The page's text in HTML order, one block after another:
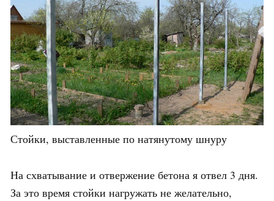
Стойки, выставленные по натянутому шнуру
На схватывание и отвержение бетона я отвел 3 дня.
За это время стойки нагружать не желательно,